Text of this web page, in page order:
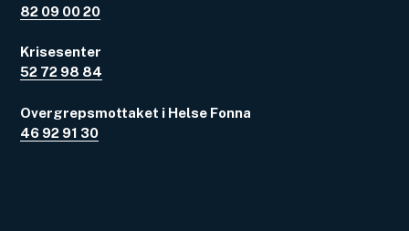
82 09 00 20
Krisesenter
52 72 98 84
Overgrepsmottaket i Helse Fonna
46 92 91 30